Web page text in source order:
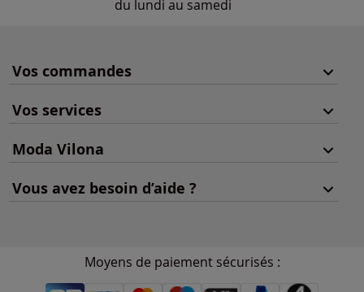
du lundi au samedi
Vos commandes
Vos services
Moda Vilona
Vous avez besoin d’aide ?
Moyens de paiement sécurisés :